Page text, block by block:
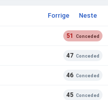
Forrige Neste
51 Conceded
47 Conceded
46 Conceded
45 Conceded